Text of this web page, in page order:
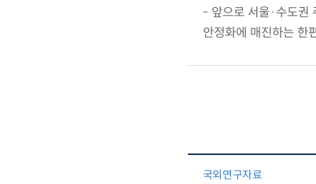
- 앞으로 서울·수도권
안정화에 매진하는 한
국외연구자료